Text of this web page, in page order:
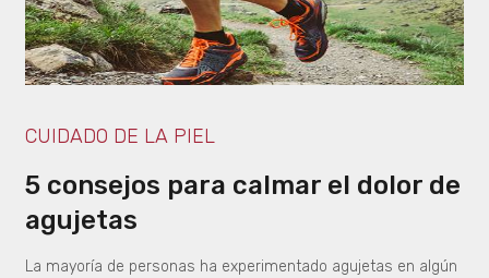
CUIDADO DE LA PIEL
5 consejos para calmar el dolor de
agujetas
La mayoría de personas ha experimentado agujetas en algún